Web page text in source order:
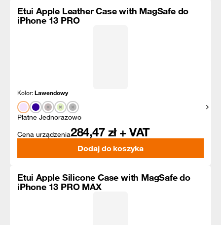
Etui Apple Leather Case with MagSafe do
iPhone 13 PRO
Kolor:Lawendowy
Płatne Jednorazowo
Cena urządzenia284,47 zł + VAT
Dodaj do koszyka
Etui Apple Silicone Case with MagSafe do
iPhone 13 PRO MAX